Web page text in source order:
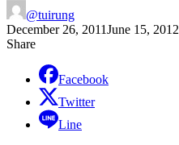
@tuirung
December 26, 2011June 15, 2012
Share
Facebook
Twitter
Line